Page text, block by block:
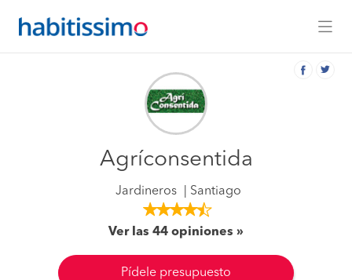
Agríconsentida
Jardineros Santiago
Ver las 44 opiniones
Pídele presupuesto